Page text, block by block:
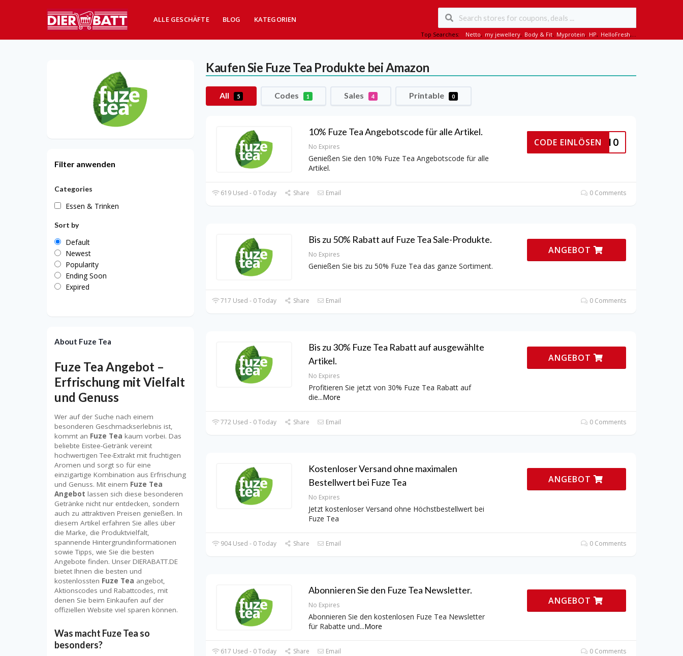
ALLE GESCHÄFTE BLOG KATEGORIEN
Top Searches: Netto, my jewellery, Body & Fit, Myprotein, HP, HelloFresh,...
Kaufen Sie Fuze Tea Produkte bei Amazon
All 5 Codes 1 Sales 4 Printable 0
10% Fuze Tea Angebotscode für alle Artikel.
No Expires
Genießen Sie den 10% Fuze Tea Angebotscode für alle
Artikel.
UZETEA10
CODE EINLÖSEN
619 Used - 0 Today Share Email 0 Comments
Bis zu 50% Rabatt auf Fuze Tea Sale-Produkte.
No Expires
Genießen Sie bis zu 50% Fuze Tea das ganze Sortiment.
ANGEBOT
717 Used - 0 Today Share Email 0 Comments
Bis zu 30% Fuze Tea Rabatt auf ausgewählte
Artikel.
No Expires
Profitieren Sie jetzt von 30% Fuze Tea Rabatt auf
die...More
ANGEBOT
772 Used - 0 Today Share Email 0 Comments
Kostenloser Versand ohne maximalen
Bestellwert bei Fuze Tea
No Expires
Jetzt kostenloser Versand ohne Höchstbestellwert bei
Fuze Tea
ANGEBOT
904 Used - 0 Today Share Email 0 Comments
Abonnieren Sie den Fuze Tea Newsletter.
No Expires
Abonnieren Sie den kostenlosen Fuze Tea Newsletter
für Rabatte und...More
ANGEBOT
617 Used - 0 Today Share Email 0 Comments
Filter anwenden
Categories
Essen & Trinken
Sort by
Default
Newest
Popularity
Ending Soon
Expired
About Fuze Tea
Fuze Tea Angebot –
Erfrischung mit Vielfalt
und Genuss
Wer auf der Suche nach einem
besonderen Geschmackserlebnis ist,
kommt an Fuze Tea kaum vorbei. Das
beliebte Eistee-Getränk vereint
hochwertigen Tee-Extrakt mit fruchtigen
Aromen und sorgt so für eine
einzigartige Kombination aus Erfrischung
und Genuss. Mit einem Fuze Tea
Angebot lassen sich diese besonderen
Getränke nicht nur entdecken, sondern
auch zu attraktiven Preisen genießen. In
diesem Artikel erfahren Sie alles über
die Marke, die Produktvielfalt,
spannende Hintergrundinformationen
sowie Tipps, wie Sie die besten
Angebote finden. Unser DIERABATT.DE
bietet Ihnen die besten und
kostenlossten Fuze Tea angebot,
Aktionscodes und Rabattcodes, mit
denen Sie beim Einkaufen auf der
offiziellen Website viel sparen können.
Was macht Fuze Tea so
besonders?